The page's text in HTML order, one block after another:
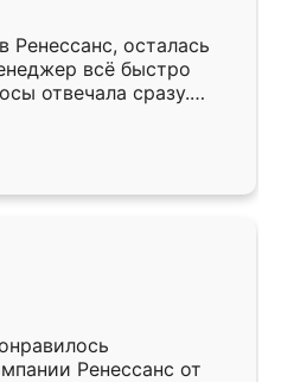
только здесь.
Ренессанс, осталась
всё быстро
отвечала сразу.
субботу, подошёл к
Собрали
аккуратно, даже
Ренессанс от